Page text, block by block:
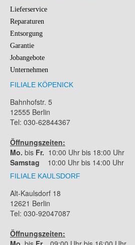
Lieferservice
Reparaturen
Entsorgung
Garantie
Jobangebote
Unternehmen
FILIALE KÖPENICK
Bahnhofstr. 5
12555 Berlin
Tel: 030-62844367
Öffnungszeiten:
Mo. bis Fr. 10:00 Uhr bis 18:00 Uhr
Samstag 10:00 Uhr bis 14:00 Uhr
FILIALE KAULSDORF
Alt-Kaulsdorf 18
12621 Berlin
Tel: 030-92047087
Öffnungszeiten: